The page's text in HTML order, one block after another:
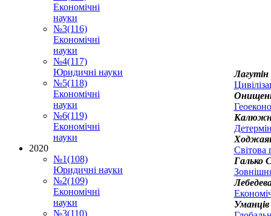
Світова
Галько
Економічні
науки
№3(116)
Економічні
науки
№4(117)
Юридичні науки
№5(118)
Економічні
науки
№6(119)
Економічні
науки
2020
№1(108)
Юридичні науки
№2(109)
Економічні
науки
№3(110)